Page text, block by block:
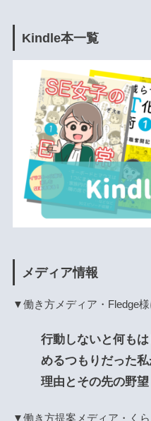
Kindle本一覧
メディア情報
▼働き方メディア・Fledge
行動しないと何も
めるつもりだった
理由とその先の野望
▼働き方提案メディア・く